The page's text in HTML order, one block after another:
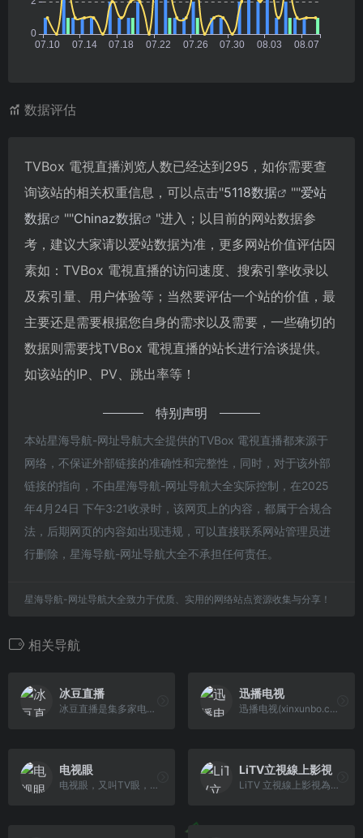
数据评估
TVBox 電視直播浏览人数已经达到295，如你需要查
询该站的相关权重信息，可以点击"5118数据 ""爱站
数据
""Chinaz数据
"进入；以目前的网站数据参
考，建议大家请以爱站数据为准，更多网站价值评估因
素如：TVBox 電視直播的访问速度、搜索引擎收录以
及索引量、用户体验等；当然要评估一个站的价值，最
主要还是需要根据您自身的需求以及需要，一些确切的
数据则需要找TVBox 電視直播的站长进行洽谈提供。
如该站的IP、PV、跳出率等！
特别声明
本站星海导航-网址导航大全提供的TVBox 電視直播都来源于
网络，不保证外部链接的准确性和完整性，同时，对于该外部
链接的指向，不由星海导航-网址导航大全实际控制，在2025
年4月24日 下午3:21收录时，该网页上的内容，都属于合规合
法，后期网页的内容如出现违规，可以直接联系网站管理员进
行删除，星海导航-网址导航大全不承担任何责任。
星海导航-网址导航大全致力于优质、实用的网络站点资源收集与分享！
相关导航
冰豆直播
冰豆直播是集多家电视直播、影视直播、电台直播和音乐于一身的综合直播网站，能够在线收看电视台直播、电影直播，收听音乐，播放流畅、完全免费!
迅播电视
迅播电视(xinxunbo.com)是一个可以在线收看來自全球200多个国家和地区的免费电视频道直播服务平台，收录有新闻、财经、体育、儿童、电影，电视剧、户 外，汽车等20多个频道分类，7000多个海内外电视频道，高清，免费，无需安装软件。
电视眼
电视眼，又叫TV眼，一家提供在线网络电视直播的网站，整理了热门体育直播，中央电视台、湖南卫视、浙江卫视、江苏卫视等卫视频道，还有全国省市电视台在线直播，高清、免费、无需软件，电视节目还可回看。
LiTV立視線上影視
LiTV 立視線上影視為台灣最大合法正版高畫質線上看電視，有400個頻道及6大館隨選影片，新聞、電視頻道、電影、台陸日韓戲劇、綜藝、動漫，各類免費影 視內容，多螢跨載具觀賞，精彩內容隨時看。